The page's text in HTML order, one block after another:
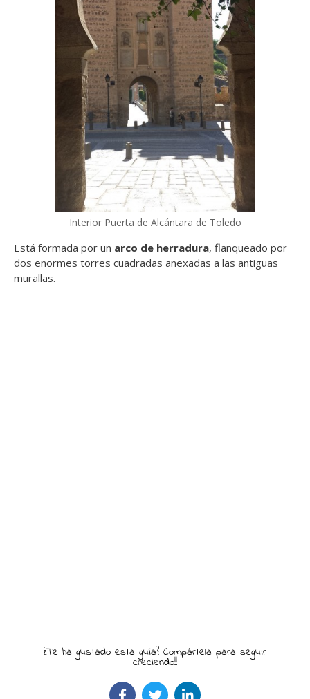
Interior Puerta de Alcántara de Toledo
Está formada por un arco de herradura, flanqueado por
dos enormes torres cuadradas anexadas a las antiguas
murallas.
¿Te ha gustado esta guía? Compártela para seguir
creciendo!!